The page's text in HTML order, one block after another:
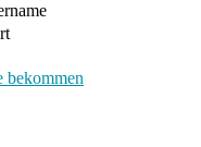
bekommen